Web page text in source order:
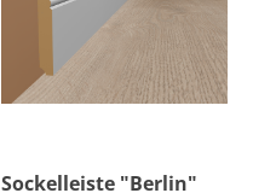
Sockelleiste "Berlin"